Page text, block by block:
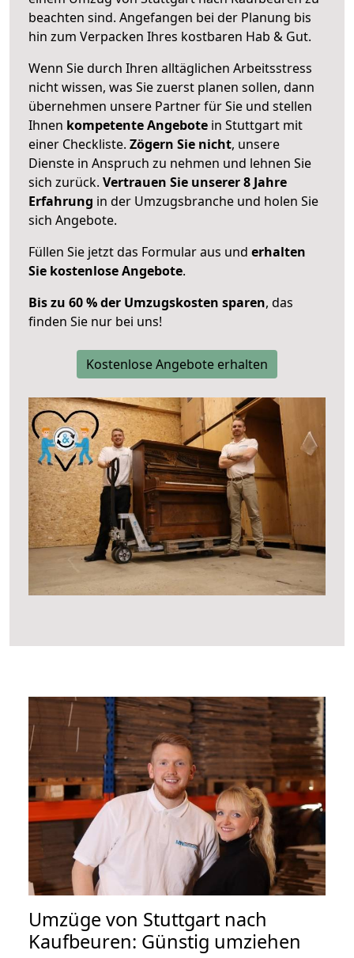
beachten sind. Angefangen bei der Planung bis
hin zum Verpacken Ihres kostbaren Hab & Gut.
Wenn Sie durch Ihren alltäglichen Arbeitsstress
nicht wissen, was Sie zuerst planen sollen, dann
übernehmen unsere Partner für Sie und stellen
Ihnen kompetente Angebote in Stuttgart mit
einer Checkliste. Zögern Sie nicht, unsere
Dienste in Anspruch zu nehmen und lehnen Sie
sich zurück. Vertrauen Sie unserer 8 Jahre
Erfahrung in der Umzugsbranche und holen Sie
sich Angebote.
Füllen Sie jetzt das Formular aus und erhalten
Sie kostenlose Angebote.
Bis zu 60 % der Umzugskosten sparen, das
finden Sie nur bei uns!
Kostenlose Angebote erhalten
Umzüge von Stuttgart nach
Kaufbeuren: Günstig umziehen